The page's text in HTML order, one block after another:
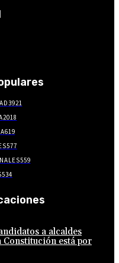
3921
2018
619
577
559
534
a alcaldes
Constitución está por